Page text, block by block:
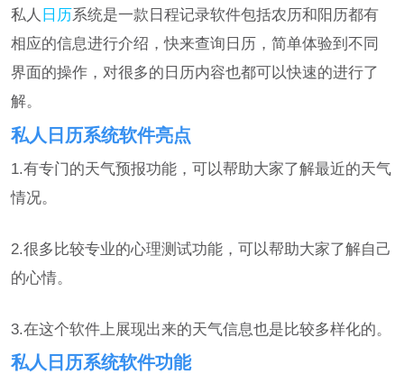
私人 日历系统是一款日程记录软件包括农历和阳历都有
相应的信息进行介绍，快来查询日历，简单体验到不同
界面的操作，对很多的日历内容也都可以快速的进行了
解。
私人日历系统软件亮点
1.有专门的天气预报功能，可以帮助大家了解最近的天气
情况。
2.很多比较专业的心理测试功能，可以帮助大家了解自己
的心情。
3.在这个软件上展现出来的天气信息也是比较多样化的。
私人日历系统软件功能